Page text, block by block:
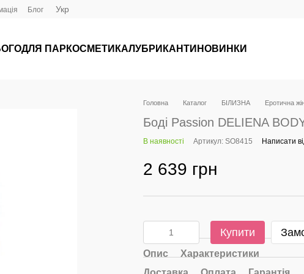
Блог Укр
ДЛЯ ПАР КОСМЕТИКАЛУБРИКАНТИ НОВИНКИ
Головна Каталог БІЛИЗНА Еротична
Боді Passion DELIENA
В наявності Артикул: SO8415 Написати
2 639 грн
Купити
Опис
Характеристики